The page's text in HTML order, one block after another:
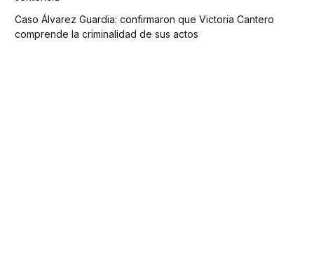
Caso Álvarez Guardia: confirmaron que Victoria Cantero
comprende la criminalidad de sus actos